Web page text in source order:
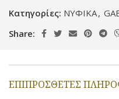
Κατηγορίες: ΝΥΦΙΚΑ,
Share:
ΕΠΙΠΡΌΣΘΕΤΕΣ